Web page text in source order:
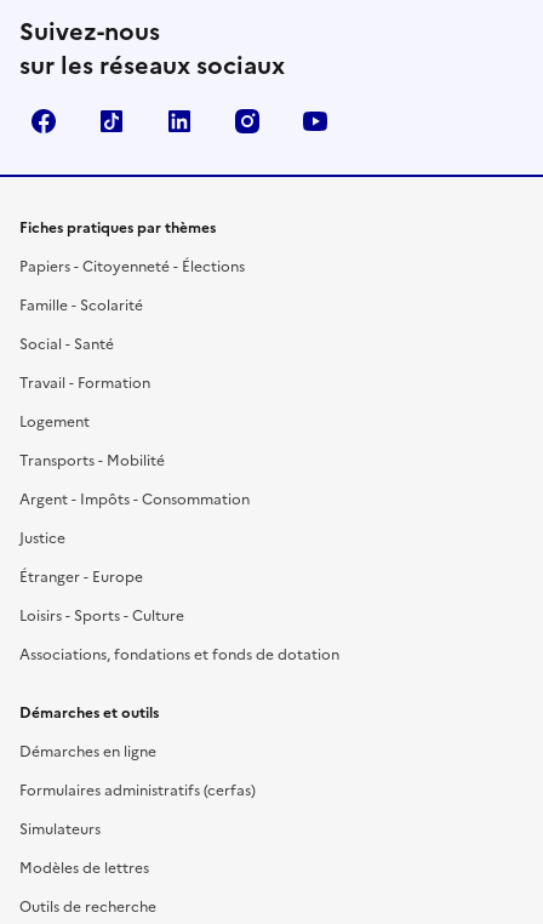
Suivez-nous
sur les réseaux sociaux
FacebookTikTok LinkedIn Instagram
Fiches pratiques par thèmes
Papiers - Citoyenneté - Élections
Famille - Scolarité
Social - Santé
Travail - Formation
Logement
Transports - Mobilité
Argent - Impôts - Consommation
Justice
Étranger - Europe
Loisirs - Sports - Culture
Associations, fondations et fonds de dotation
Démarches et outils
Démarches en ligne
Formulaires administratifs (cerfas)
Simulateurs
Modèles de lettres
Outils de recherche